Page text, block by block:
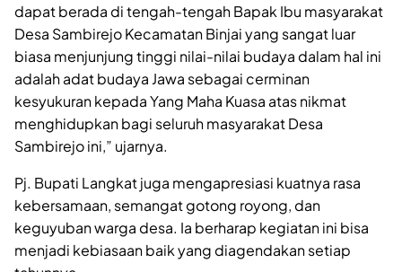
dapat berada di tengah-tengah Bapak Ibu masyarakat
Desa Sambirejo Kecamatan Binjai yang sangat luar
biasa menjunjung tinggi nilai-nilai budaya dalam hal ini
adalah adat budaya Jawa sebagai cerminan
kesyukuran kepada Yang Maha Kuasa atas nikmat
menghidupkan bagi seluruh masyarakat Desa
Sambirejo ini,” ujarnya.
Pj. Bupati Langkat juga mengapresiasi kuatnya rasa
kebersamaan, semangat gotong royong, dan
keguyuban warga desa. Ia berharap kegiatan ini bisa
menjadi kebiasaan baik yang diagendakan setiap